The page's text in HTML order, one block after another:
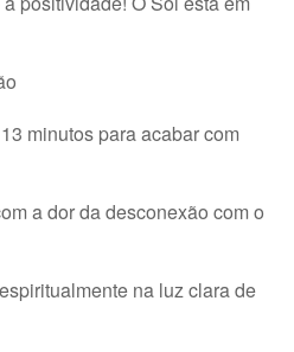
minutos para acabar com
a dor da desconexão com o
na luz clara de